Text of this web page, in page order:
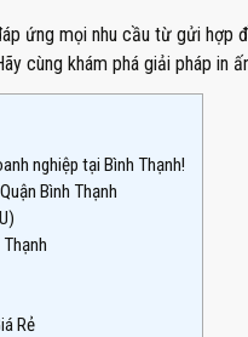
ứng mọi nhu cầu từ gửi hợp
cùng khám phá giải pháp in
nghiệp tại Bình Thạnh!
Bình Thạnh
Rẻ